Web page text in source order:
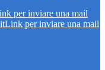
per inviare una mail
Link per inviare una mail